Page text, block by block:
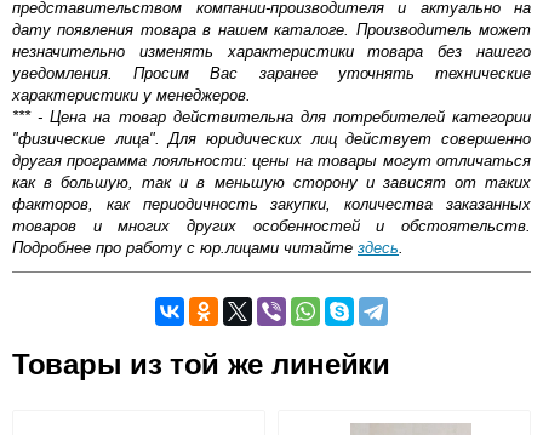
представительством компании-производителя и актуально на
дату появления товара в нашем каталоге. Производитель может
незначительно изменять характеристики товара без нашего
уведомления. Просим Вас заранее уточнять технические
характеристики у менеджеров.
*** - Цена на товар действительна для потребителей категории
"физические лица". Для юридических лиц действует совершенно
другая программа лояльности: цены на товары могут отличаться
как в большую, так и в меньшую сторону и зависят от таких
факторов, как периодичность закупки, количества заказанных
товаров и многих других особенностей и обстоятельств.
Подробнее про работу с юр.лицами читайте здесь.
Оставьте отзыв
Доставка сантехники по Москве и Московской области
Товары из той же линейки